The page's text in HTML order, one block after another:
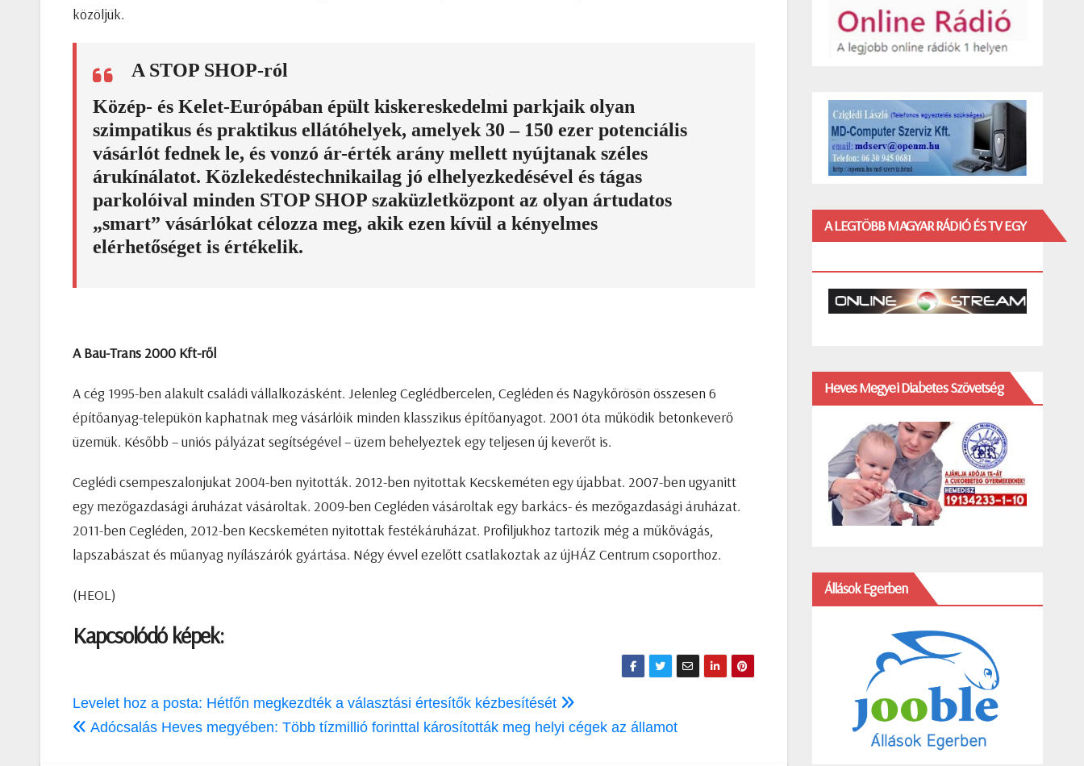
közöljük.
A STOP SHOP-ról
Közép- és Kelet-Európában épült kiskereskedelmi parkjaik olyan
szimpatikus és praktikus ellátóhelyek, amelyek 30 – 150 ezer potenciális
vásárlót fednek le, és vonzó ár-érték arány mellett nyújtanak széles
árukínálatot. Közlekedéstechnikailag jó elhelyezkedésével és tágas
parkolóival minden STOP SHOP szaküzletközpont az olyan ártudatos
„smart” vásárlókat célozza meg, akik ezen kívül a kényelmes
elérhetőséget is értékelik.
A Bau-Trans 2000 Kft-ről
A cég 1995-ben alakult családi vállalkozásként. Jelenleg Ceglédbercelen, Cegléden és Nagykőrösön összesen 6
építőanyag-telepükön kaphatnak meg vásárlóik minden klasszikus építőanyagot. 2001 óta működik betonkeverő
üzemük. Később – uniós pályázat segítségével – üzem behelyeztek egy teljesen új keverőt is.
Ceglédi csempeszalonjukat 2004-ben nyitották. 2012-ben nyitottak Kecskeméten egy újabbat. 2007-ben ugyanitt
egy mezőgazdasági áruházat vásároltak. 2009-ben Cegléden vásároltak egy barkács- és mezőgazdasági áruházat.
2011-ben Cegléden, 2012-ben Kecskeméten nyitottak festékáruházat. Profiljukhoz tartozik még a műkővágás,
lapszabászat és műanyag nyílászárók gyártása. Négy évvel ezelőtt csatlakoztak az újHÁZ Centrum csoporthoz.
(HEOL)
Kapcsolódó képek:
Bejegyzés
navigáció
Levelet hoz a posta: Hétfőn megkezdték a választási értesítők kézbesítését
Adócsalás Heves megyében: Több tízmillió forinttal károsították meg helyi cégek az államot
A LEGTÖBB MAGYAR RÁDIÓ ÉS TV EGY
Heves Megyei Diabetes Szövetség
Állások Egerben